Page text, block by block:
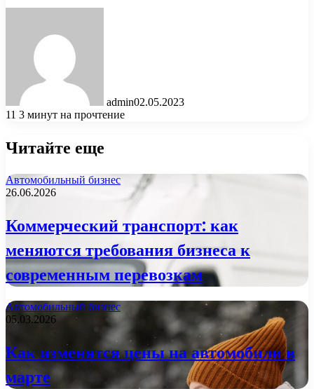
admin02.05.2023
11 3 минут на прочтение
Читайте еще
Автомобильный бизнес
26.06.2026
Коммерческий транспорт: как
меняются требования бизнеса к
современным перевозкам
Автомобильный бизнес
05.03.2026
Как изменятся цены на автомобили в
марте